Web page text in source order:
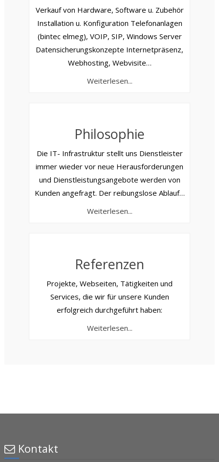
Verkauf von Hardware, Software u. Zubehör
Installation u. Konfiguration Telefonanlagen
(bintec elmeg), VOIP, SIP, Windows Server
Datensicherungskonzepte Internetpräsenz,
Webhosting, Webvisite…
Weiterlesen...
Philosophie
Die IT- Infrastruktur stellt uns Dienstleister
immer wieder vor neue Herausforderungen
und Dienstleistungsangebote werden von
Kunden angefragt. Der reibungslose Ablauf…
Weiterlesen...
Referenzen
Projekte, Webseiten, Tätigkeiten und
Services, die wir für unsere Kunden
erfolgreich durchgeführt haben:
Weiterlesen...
Kontakt